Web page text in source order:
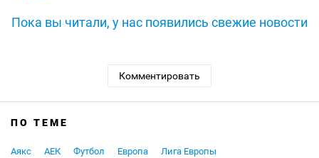
Пока вы читали, у нас появились свежие новости
Комментировать
ПО ТЕМЕ
Аякс АЕК Футбол Европа Лига Европы